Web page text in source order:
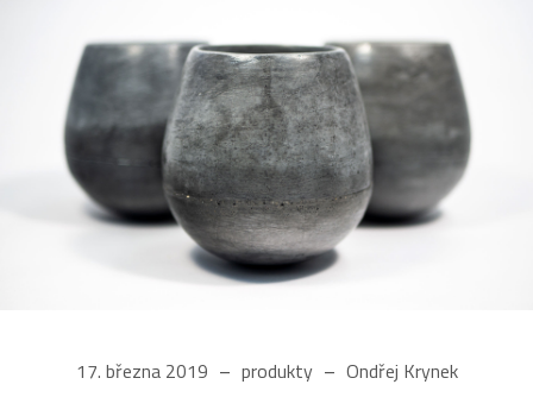
17. března 2019 produkty Ondřej Krynek